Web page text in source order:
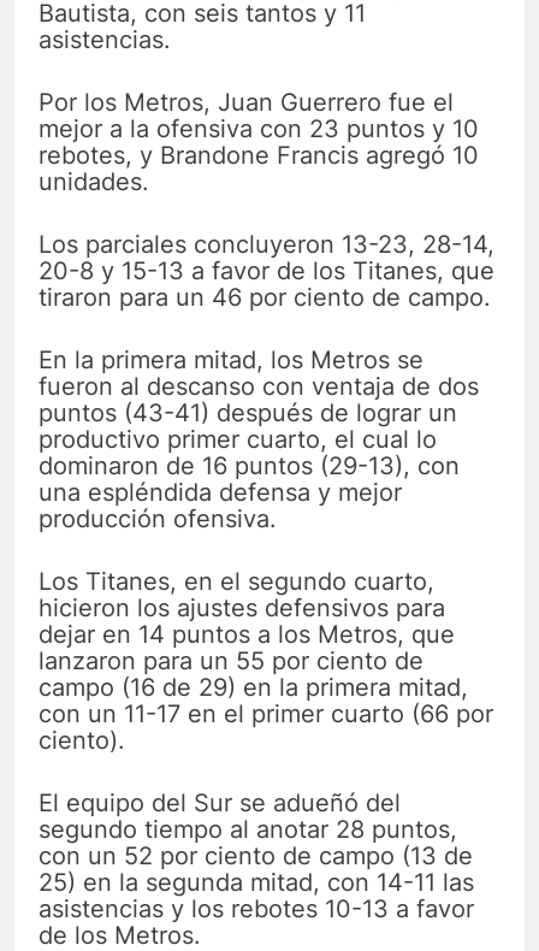
Bautista, con seis tantos y 11
asistencias.
Por los Metros, Juan Guerrero fue el
mejor a la ofensiva con 23 puntos y 10
rebotes, y Brandone Francis agregó 10
unidades.
Los parciales concluyeron 13-23, 28-14,
20-8 y 15-13 a favor de los Titanes, que
tiraron para un 46 por ciento de campo.
En la primera mitad, los Metros se
fueron al descanso con ventaja de dos
puntos (43-41) después de lograr un
productivo primer cuarto, el cual lo
dominaron de 16 puntos (29-13), con
una espléndida defensa y mejor
producción ofensiva.
Los Titanes, en el segundo cuarto,
hicieron los ajustes defensivos para
dejar en 14 puntos a los Metros, que
lanzaron para un 55 por ciento de
campo (16 de 29) en la primera mitad,
con un 11-17 en el primer cuarto (66 por
ciento).
El equipo del Sur se adueñó del
segundo tiempo al anotar 28 puntos,
con un 52 por ciento de campo (13 de
25) en la segunda mitad, con 14-11 las
asistencias y los rebotes 10-13 a favor
de los Metros.